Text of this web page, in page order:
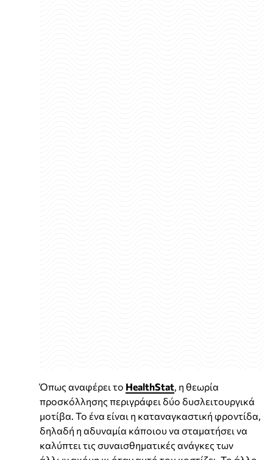
Όπως αναφέρει το HealthStat , η θεωρία
προσκόλλησης περιγράφει δύο δυσλειτουργικά
μοτίβα. Το ένα είναι η καταναγκαστική φροντίδα,
δηλαδή η αδυναμία κάποιου να σταματήσει να
καλύπτει τις συναισθηματικές ανάγκες των